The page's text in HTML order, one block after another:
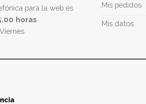
para la web es
horas
Mis pedidos
Mis datos